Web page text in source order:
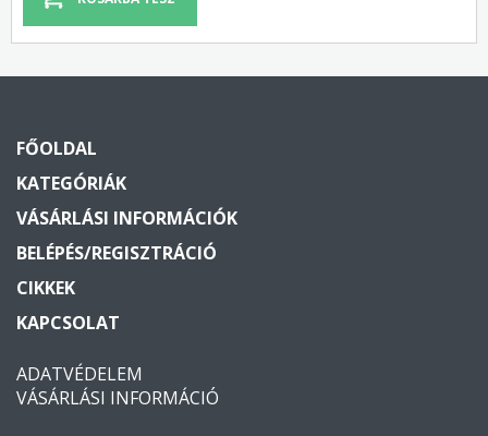
FŐOLDAL
KATEGÓRIÁK
VÁSÁRLÁSI INFORMÁCIÓK
BELÉPÉS/REGISZTRÁCIÓ
CIKKEK
KAPCSOLAT
ADATVÉDELEM
VÁSÁRLÁSI INFORMÁCIÓ